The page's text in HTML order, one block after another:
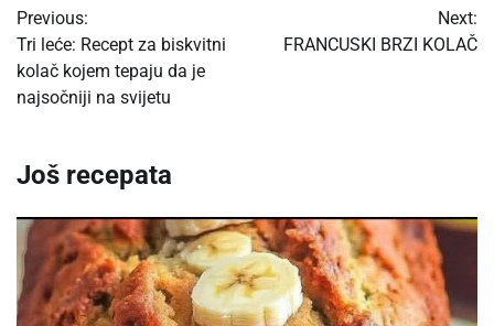
navigation
Previous:
Tri leće: Recept za biskvitni
kolač kojem tepaju da je
najsočniji na svijetu
Next:
FRANCUSKI BRZI KOLAČ
Još recepata